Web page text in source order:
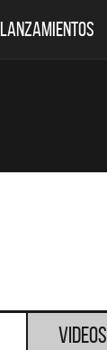
LANZAMIENTOS
Videos